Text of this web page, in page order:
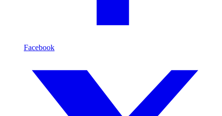
Facebook